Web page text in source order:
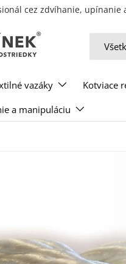
cez zdvíhanie, upínanie
vazáky Kotviace
a manipuláciu